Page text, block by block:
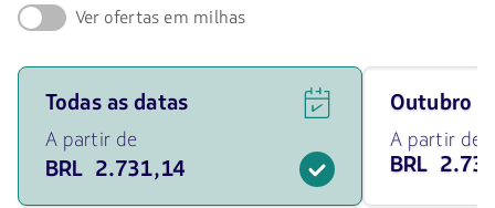
Ver ofertas em milhas
Ver
ofertas
de
voos
para
Todas as datas
A partir de
BRL 2.731,14
Viaja
em
outubro
de
2026
outubro
A partir de
BRL